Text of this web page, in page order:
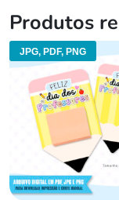
Produtos
JPG, PDF, PNG